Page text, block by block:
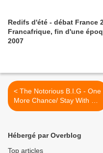
Redifs d'été - débat France
Francafrique, fin d'une
2007
< The Notorious B.I.G - One
More Chance/ Stay With Me
[Traduction]
Hébergé par Overblog
Top articles